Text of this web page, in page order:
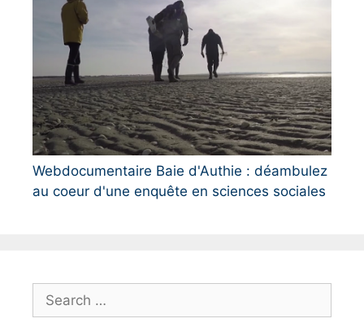
Webdocumentaire Baie d'Authie : déambulez
au coeur d'une enquête en sciences sociales
e